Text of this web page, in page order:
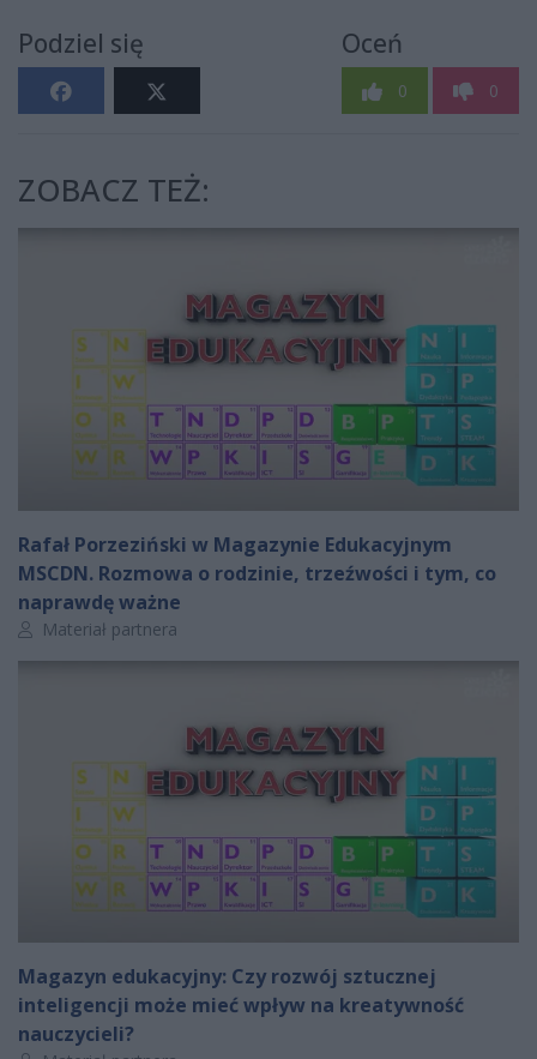
Podziel się Oceń
0 0
ZOBACZ TEŻ:
Rafał Porzeziński w Magazynie Edukacyjnym
MSCDN. Rozmowa o rodzinie, trzeźwości i tym, co
naprawdę ważne
Autor artykułu:
Materiał partnera
Magazyn edukacyjny: Czy rozwój sztucznej
inteligencji może mieć wpływ na kreatywność
nauczycieli?